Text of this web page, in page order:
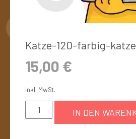
Katze-120-farbig-
15,00 €
inkl. MwSt.
IN DEN